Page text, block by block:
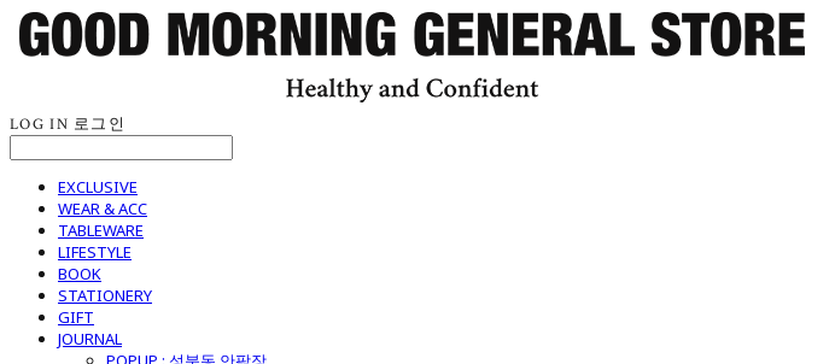
LOG IN 로그인
EXCLUSIVE
WEAR & ACC
TABLEWARE
LIFESTYLE
BOOK
STATIONERY
GIFT
JOURNAL